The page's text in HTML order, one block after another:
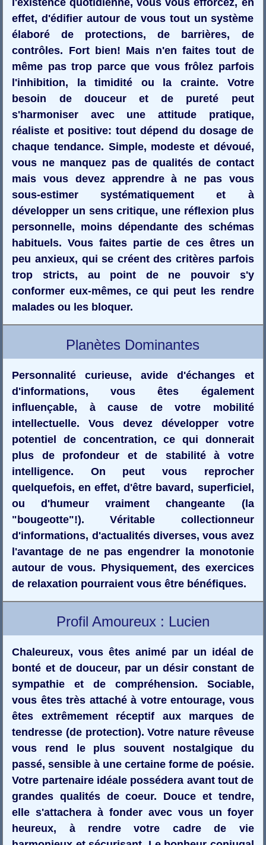
effet, d'édifier autour de vous tout un système
élaboré de protections, de barrières, de
contrôles. Fort bien! Mais n'en faites tout de
même pas trop parce que vous frôlez parfois
l'inhibition, la timidité ou la crainte. Votre
besoin de douceur et de pureté peut
s'harmoniser avec une attitude pratique,
réaliste et positive: tout dépend du dosage de
chaque tendance. Simple, modeste et dévoué,
vous ne manquez pas de qualités de contact
mais vous devez apprendre à ne pas vous
sous-estimer systématiquement et à
développer un sens critique, une réflexion plus
personnelle, moins dépendante des schémas
habituels. Vous faites partie de ces êtres un
peu anxieux, qui se créent des critères parfois
trop stricts, au point de ne pouvoir s'y
conformer eux-mêmes, ce qui peut les rendre
malades ou les bloquer.
Planètes Dominantes
Personnalité curieuse, avide d'échanges et
d'informations, vous êtes également
influençable, à cause de votre mobilité
intellectuelle. Vous devez développer votre
potentiel de concentration, ce qui donnerait
plus de profondeur et de stabilité à votre
intelligence. On peut vous reprocher
quelquefois, en effet, d'être bavard, superficiel,
ou d'humeur vraiment changeante (la
"bougeotte"!). Véritable collectionneur
d'informations, d'actualités diverses, vous avez
l'avantage de ne pas engendrer la monotonie
autour de vous. Physiquement, des exercices
de relaxation pourraient vous être bénéfiques.
Profil Amoureux : Lucien
Chaleureux, vous êtes animé par un idéal de
bonté et de douceur, par un désir constant de
sympathie et de compréhension. Sociable,
vous êtes très attaché à votre entourage, vous
êtes extrêmement réceptif aux marques de
tendresse (de protection). Votre nature rêveuse
vous rend le plus souvent nostalgique du
passé, sensible à une certaine forme de poésie.
Votre partenaire idéale possédera avant tout de
grandes qualités de coeur. Douce et tendre,
elle s'attachera à fonder avec vous un foyer
heureux, à rendre votre cadre de vie